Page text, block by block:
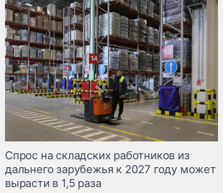
Спрос на складских работников из
дальнего зарубежья к 2027 году может
вырасти в 1,5 раза